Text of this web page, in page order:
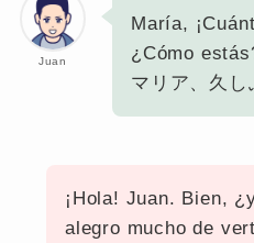
Juan
María,
¿Cómo
マリア、久し
¡Hola! Juan. Bien,
alegro mucho de